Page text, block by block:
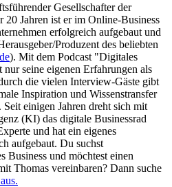
Gesellschafter der
20 Jahren ist er im Online-Business
erfolgreich aufgebaut und
Produzent des beliebten
). Mit dem Podcast "Digitales
seine eigenen Erfahrungen als
die vielen Interview-Gäste gibt
Inspiration und Wissenstransfer
einigen Jahren dreht sich mit
(KI) das digitale Businessrad
und hat ein eigenes
aufgebaut. Du suchst
Business und möchtest einen
Thomas vereinbaren? Dann suche